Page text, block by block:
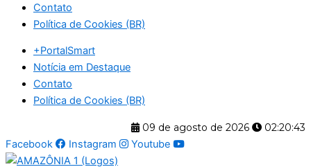
Contato
Política de Cookies (BR)
+PortalSmart
Notícia em Destaque
Contato
Política de Cookies (BR)
09 de agosto de 2026
02:20:44
Facebook
Instagram Youtube